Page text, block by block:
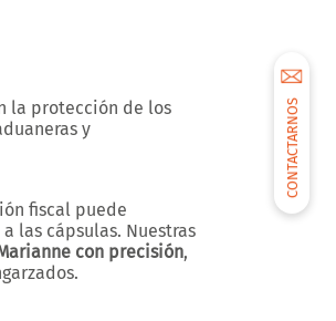
CONTACTARNOS
la protección de los
y
fiscal puede
las cápsulas. Nuestras
con precisión,